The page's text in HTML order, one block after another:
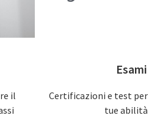
il
Certificazioni e test
tue abilità